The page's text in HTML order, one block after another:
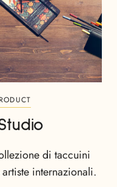
di taccuini
internazionali.